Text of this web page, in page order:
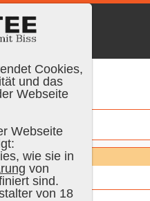
Inhalt
Alle
Cookies,
und das
Webseite
Webseite
wie sie in
von
sind.
von 18